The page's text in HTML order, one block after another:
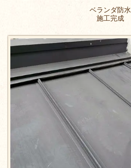
ベランダ防水
施工完成